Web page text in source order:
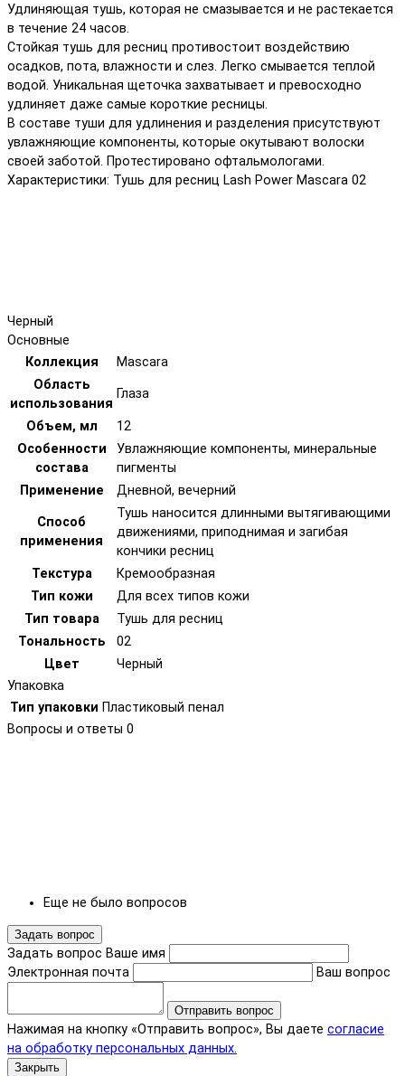
Удлиняющая тушь, которая не смазывается и не растекается
в течение 24 часов.
Стойкая тушь для ресниц противостоит воздействию
осадков, пота, влажности и слез. Легко смывается теплой
водой. Уникальная щеточка захватывает и превосходно
удлиняет даже самые короткие ресницы.
В составе туши для удлинения и разделения присутствуют
увлажняющие компоненты, которые окутывают волоски
своей заботой. Протестировано офтальмологами.
Характеристики: Тушь для ресниц Lash Power Mascara 02
Черный
Основные
Коллекция
Mascara
Область
использования
Глаза
Объем, мл
12
Особенности
состава
Увлажняющие компоненты, минеральные
пигменты
Применение
Дневной, вечерний
Способ
применения
Тушь наносится длинными вытягивающими
движениями, приподнимая и загибая
кончики ресниц
Текстура
Кремообразная
Тип кожи
Для всех типов кожи
Тип товара
Тушь для ресниц
Тональность
02
Цвет
Черный
Упаковка
Тип упаковки Пластиковый пенал
Вопросы и ответы 0
Еще не было вопросов
Задать вопрос
Задать вопрос Ваше имя
Электронная почта
Ваш вопрос
Отправить вопрос
Нажимая на кнопку «Отправить вопрос», Вы даете согласие
на обработку персональных данных.
Закрыть